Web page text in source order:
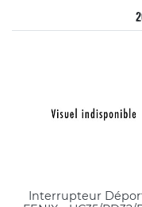
Interrupteur